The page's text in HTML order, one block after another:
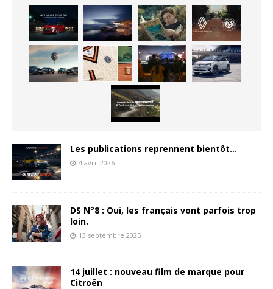
Les publications reprennent bientôt…
4 avril 2026
DS N°8 : Oui, les français vont parfois trop
loin.
13 septembre 2025
14 juillet : nouveau film de marque pour
Citroën